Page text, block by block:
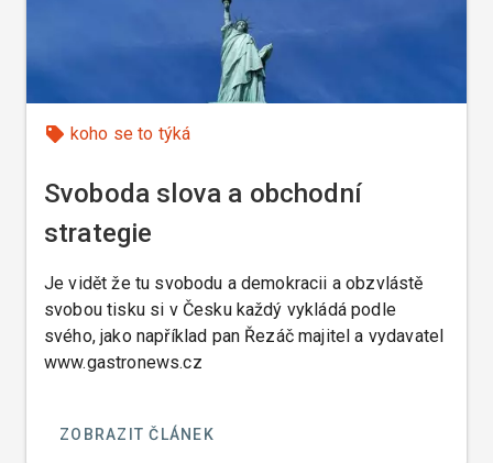
koho se to týká
Svoboda slova a obchodní
strategie
Je vidět že tu svobodu a demokracii a obzvlástě
svobou tisku si v Česku každý vykládá podle
svého, jako například pan Řezáč majitel a vydavatel
www.gastronews.cz
ZOBRAZIT ČLÁNEK